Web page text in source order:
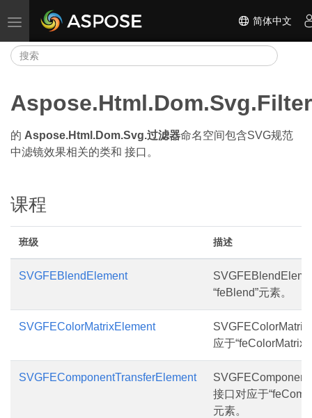
切换导航 简体中文
的 Aspose.Html.Dom.Svg.过滤器命名空间包含SVG规范
中滤镜效果相关的类和 接口。
课程
班级 描述
SVGFEBlendElement
“feBlend”元素。
SVGFEColorMatrixElement
应于
SVGFEComponentTransferElement
接口对应于
元素。